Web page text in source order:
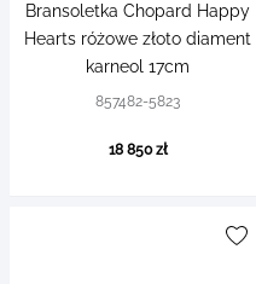
Bransoletka Chopard Happy
Hearts różowe złoto diament
karneol 17cm
857482-5823
18 850 zł